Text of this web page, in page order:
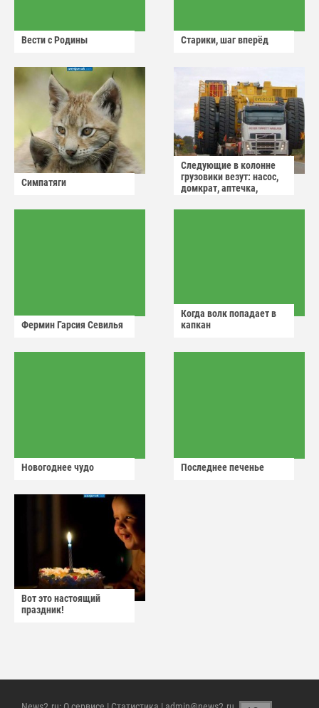
Вести с Родины Старики, шаг вперёд
Симпатяги
Следующие в колонне
грузовики везут: насос,
домкрат, аптечка,
Фермин Гарсия Севилья
Когда волк попадает в
капкан
Новогоднее чудо Последнее печенье
Вот это настоящий
праздник!